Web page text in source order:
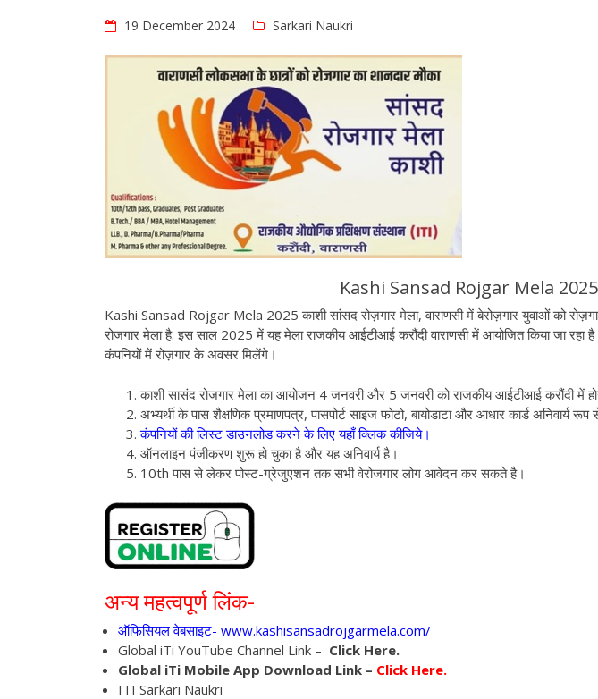
19 December 2024 Sarkari Naukri
Kashi Sansad Rojgar Mela 2025
Kashi Sansad Rojgar Mela 2025 काशी सांसद रोज़गार मेला, वाराणसी में बेरोज़गार युवाओं को
रोजगार मेला है. इस साल 2025 में यह मेला राजकीय आईटीआई करौंदी वाराणसी में आयोजित किया जा रहा
कंपनियों में रोज़गार के अवसर मिलेंगे।
काशी सासंद रोजगार मेला का आयोजन 4 जनवरी और 5 जनवरी को राजकीय आईटीआई करौंदी में
अभ्यर्थी के पास शैक्षणिक प्रमाणपत्र, पासपोर्ट साइज फोटो, बायोडाटा और आधार कार्ड अनिवार्य रूप
कंपनियों की लिस्ट डाउनलोड करने के लिए यहाँ क्लिक कीजिये।
ऑनलाइन पंजीकरण शुरू हो चुका है और यह अनिवार्य है।
10th पास से लेकर पोस्ट-ग्रेजुएशन तक सभी वेरोजगार लोग आवेदन कर सकते है।
अन्य महत्वपूर्ण लिंक-
ऑफिसियल वेबसाइट- www.kashisansadrojgarmela.com/
Global iTi YouTube Channel Link – Click Here.
Global iTi Mobile App Download Link – Click Here.
ITI Sarkari Naukri